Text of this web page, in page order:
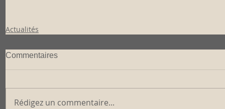
Actualités
Commentaires
Rédigez un commentaire...